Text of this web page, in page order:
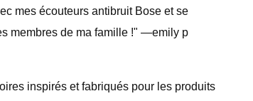
mes écouteurs antibruit Bose et se
membres de ma famille !" —emily p
inspirés et fabriqués pour les produits